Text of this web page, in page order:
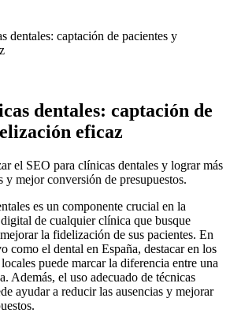
dentales: captación de pacientes y
dentales: captación de
eficaz
el SEO para clínicas dentales y lograr más
y mejor conversión de presupuestos.
es un componente crucial en la
de cualquier clínica que busque
la fidelización de sus pacientes. En
como el dental en España, destacar en los
puede marcar la diferencia entre una
Además, el uso adecuado de técnicas
ayudar a reducir las ausencias y mejorar